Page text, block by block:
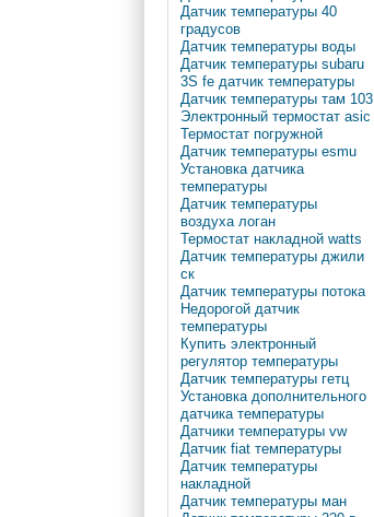
Датчик температуры 40
градусов
Датчик температуры воды
Датчик температуры subaru
3S fe датчик температуры
Датчик температуры там 103
Электронный термостат asic
Термостат погружной
Датчик температуры esmu
Установка датчика
температуры
Датчик температуры
воздуха логан
Термостат накладной watts
Датчик температуры джили
ск
Датчик температуры потока
Недорогой датчик
температуры
Купить электронный
регулятор температуры
Датчик температуры гетц
Установка дополнительного
датчика температуры
Датчики температуры vw
Датчик fiat температуры
Датчик температуры
накладной
Датчик температуры ман